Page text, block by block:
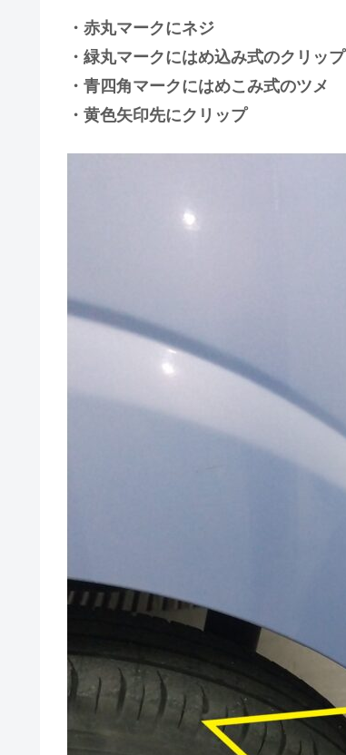
・赤丸マークにネジ
・緑丸マークにはめ込み式のクリップ
・青四角マークにはめこみ式のツメ
・黄色矢印先にクリップ